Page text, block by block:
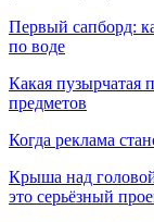
Первый сапборд:
по воде
Какая пузырчатая
предметов
Когда реклама
Крыша над
это серьёзный